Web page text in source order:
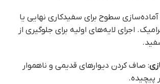
آماده‌سازی سطوح برای سفیدکاری نهایی یا
اجرای لایه‌های اولیه برای جلوگیری از
: صاف کردن دیوارهای قدیمی و ناهموار
پیچیده.